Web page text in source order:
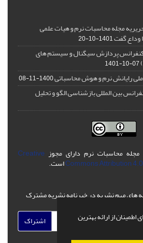
از ارائه بهترین
مجله محاسبات نرم و هیات علمی
وداع گفت1401-10-20
پردازش سیگنال و سیستم های
1401-10-07
رایانش نرم و هوش محاسباتی1400-11-08
بین المللی بازشناسی الگو و تحلیل
محاسبات نرم دارای مجوز Creative
Commons Attributionاست.
های مهم نشریه در خبرنامه نشریه مشترک
اشتراک